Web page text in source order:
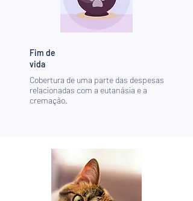
Fim de
vida
Cobertura de uma parte das despesas
relacionadas com a eutanásia e a
cremação.